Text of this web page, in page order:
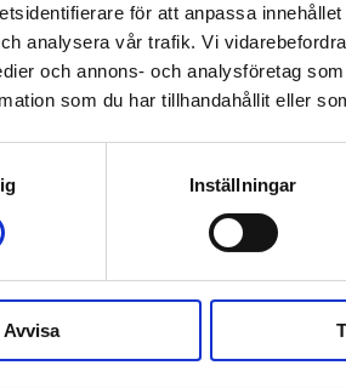
för att anpassa
analysera vår trafik. Vi
och annons- och analysföretag
som du har tillhandahållit eller
Inställningar
Avvisa
018-430 40 00
(kl 10–12, 14–16)
018-430 40 50